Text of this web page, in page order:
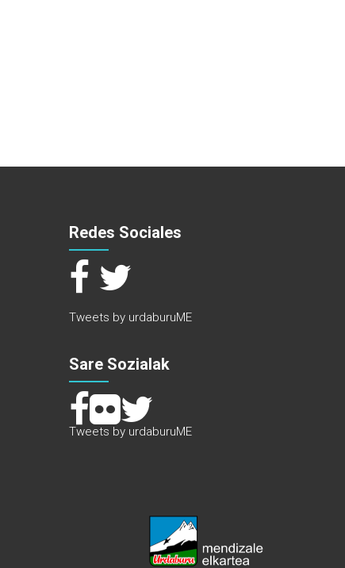
Redes Sociales
Tweets by urdaburuME
Sare Sozialak
Tweets by urdaburuME